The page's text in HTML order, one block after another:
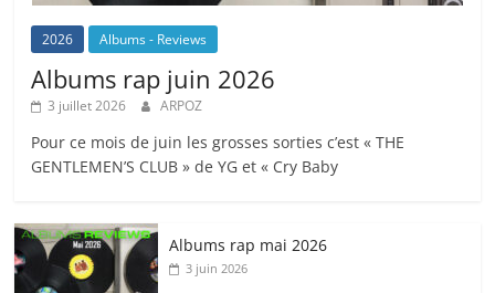
2026 Albums - Reviews
Albums rap juin 2026
3 juillet 2026 ARPOZ
Pour ce mois de juin les grosses sorties c’est « THE
GENTLEMEN’S CLUB » de YG et « Cry Baby
Albums rap mai 2026
3 juin 2026